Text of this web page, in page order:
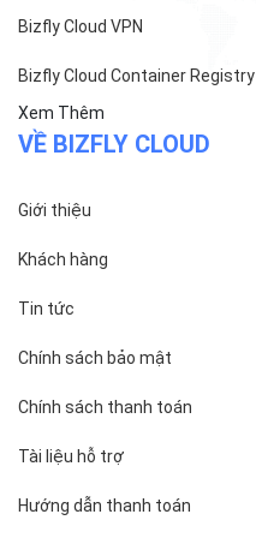
Bizfly Cloud VPN
Bizfly Cloud Container Registry
Xem Thêm
VỀ BIZFLY CLOUD
Giới thiệu
Khách hàng
Tin tức
Chính sách bảo mật
Chính sách thanh toán
Tài liệu hỗ trợ
Hướng dẫn thanh toán